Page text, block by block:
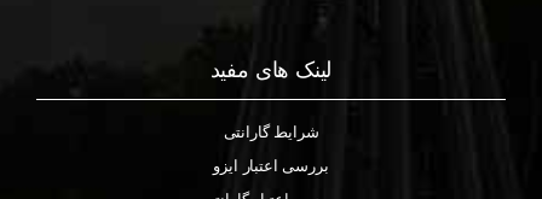
لینک های مفید
شرایط گارانتی
بررسی اعتبار ایزو